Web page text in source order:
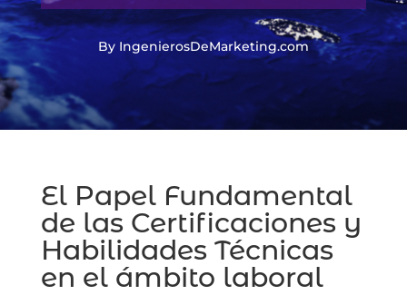
By IngenierosDeMarketing.com
El Papel Fundamental
de las Certificaciones y
Habilidades Técnicas
en el ámbito laboral